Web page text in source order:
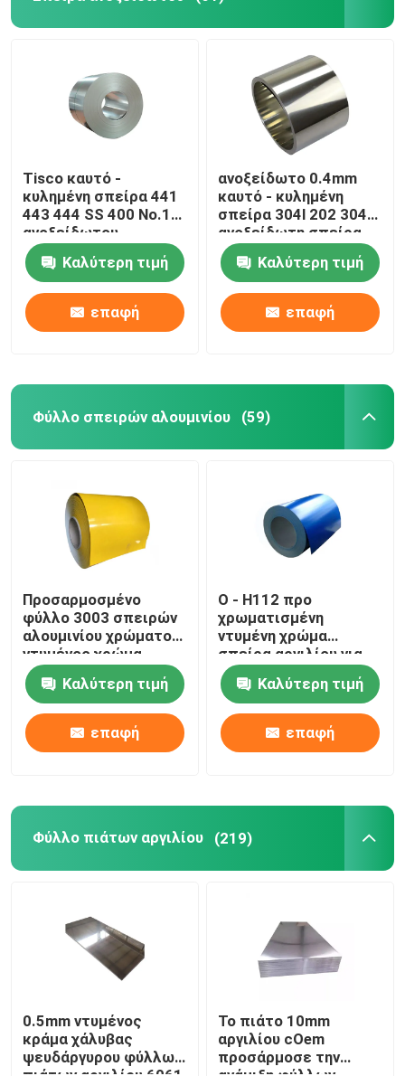
Προϊόντα
βίντεο
Σχετικά με εμάς
Επικοινωνήστε μαζί μας
Ειδήσεις
Ζητήστε μια προσφορά
Φύλλα πιάτων ανοξείδωτου
Σωλήνας ανοξείδωτου
Φύλλο σπειρών αλουμινίου
Σωλήνας σωλήνων αργιλίου
στερεός φραγμός αργιλίου
Tisco καυτό -
κυλημένη σπείρα 441
443 444 SS 400 No.1
ανοξείδωτου
Καλύτερη τιμή
επαφή
ανοξείδωτο 0.4mm
καυτό - κυλημένη
σπείρα 304l 202 304
ανοξείδωτη σπείρα
ASTM
Καλύτερη τιμή
επαφή
Φύλλο σπειρών αλουμινίου (59)
Προσαρμοσμένο
φύλλο 3003 σπειρών
αλουμινίου χρώματος
ντυμένος χρώμα
ρόλος λουρίδων
Καλύτερη τιμή
επαφή
O - H112 προ
χρωματισμένη
ντυμένη χρώμα
σπείρα αργιλίου για
το φύλλο υλικού
κατασκευής σκεπής
Καλύτερη τιμή
επαφή
Φύλλο πιάτων αργιλίου (219)
0.5mm ντυμένος
κράμα χάλυβας
ψευδάργυρου φύλλων
Το πιάτο 10mm
αργιλίου cOem
προσάρμοσε την